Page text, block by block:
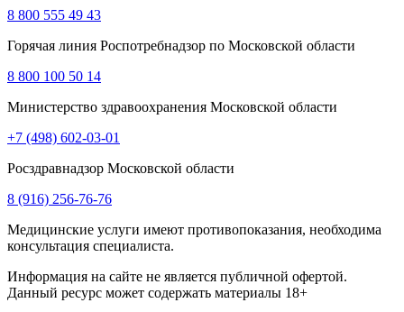
8 800 555 49 43
Горячая линия Роспотребнадзор по Московской области
8 800 100 50 14
Министерство здравоохранения Московской области
+7 (498) 602-03-01
Росздравнадзор Московской области
8 (916) 256-76-76
Медицинские услуги имеют противопоказания, необходима
консультация специалиста.
Информация на сайте не является публичной офертой.
Данный ресурс может содержать материалы 18+